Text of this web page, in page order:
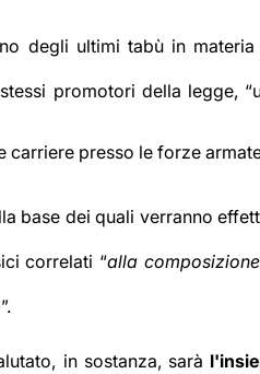
degli ultimi tabù in
promotori della legge,
carriere presso le forze
base dei quali verranno
correlati “alla
”.
in sostanza, sarà